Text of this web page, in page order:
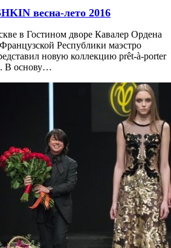
весна-лето 2016
в Гостином дворе Кавалер Ордена
Республики маэстро
новую коллекцию prêt-à-porter
В основу…